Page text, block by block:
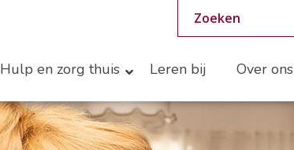
Hulp en zorg thuis Leren bij Over ons